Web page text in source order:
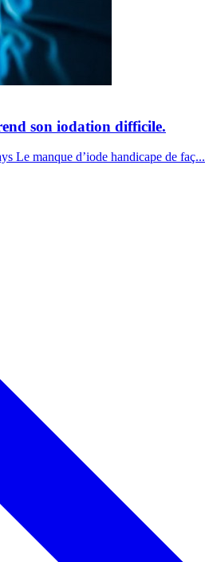
son iodation difficile.
Le manque d’iode handicape de faç...